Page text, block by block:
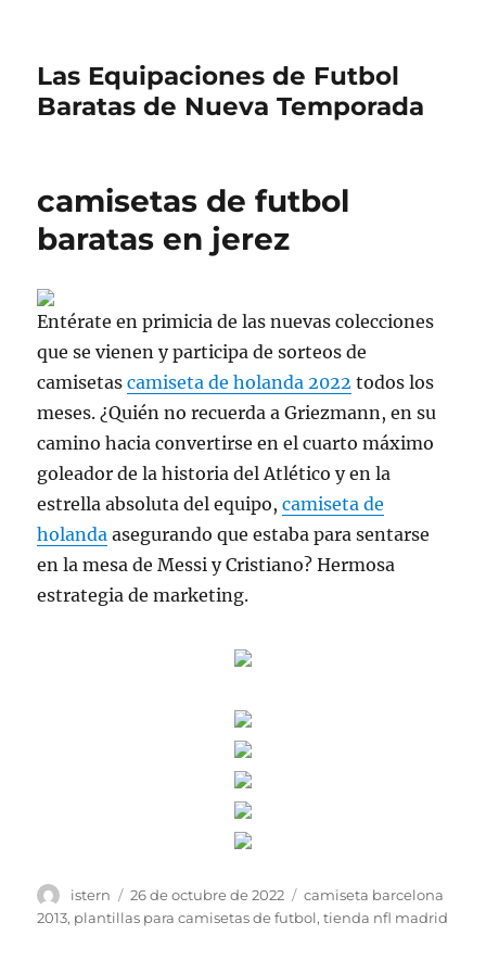
Las Equipaciones de Futbol
Baratas de Nueva Temporada
camisetas de futbol
baratas en jerez
Entérate en primicia de las nuevas colecciones
que se vienen y participa de sorteos de
camisetascamiseta de holanda 2022 todos los
meses. ¿Quién no recuerda a Griezmann, en su
camino hacia convertirse en el cuarto máximo
goleador de la historia del Atlético y en la
estrella absoluta del equipo,camiseta de
holanda asegurando que estaba para sentarse
en la mesa de Messi y Cristiano? Hermosa
estrategia de marketing.
Autor
istern
Publicado
el
26 de octubre de 2022 Etiquetas
camiseta barcelona
2013, plantillas para camisetas de futbol,tienda nfl madrid